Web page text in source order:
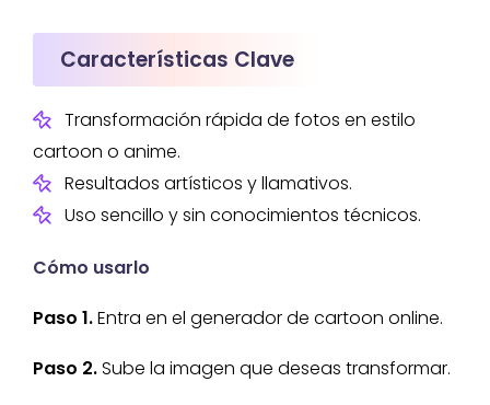
Características Clave
Transformación rápida de fotos en estilo
cartoon o anime.
Resultados artísticos y llamativos.
Uso sencillo y sin conocimientos técnicos.
Cómo usarlo
Paso 1.Entra en el generador de cartoon online.
Paso 2.Sube la imagen que deseas transformar.